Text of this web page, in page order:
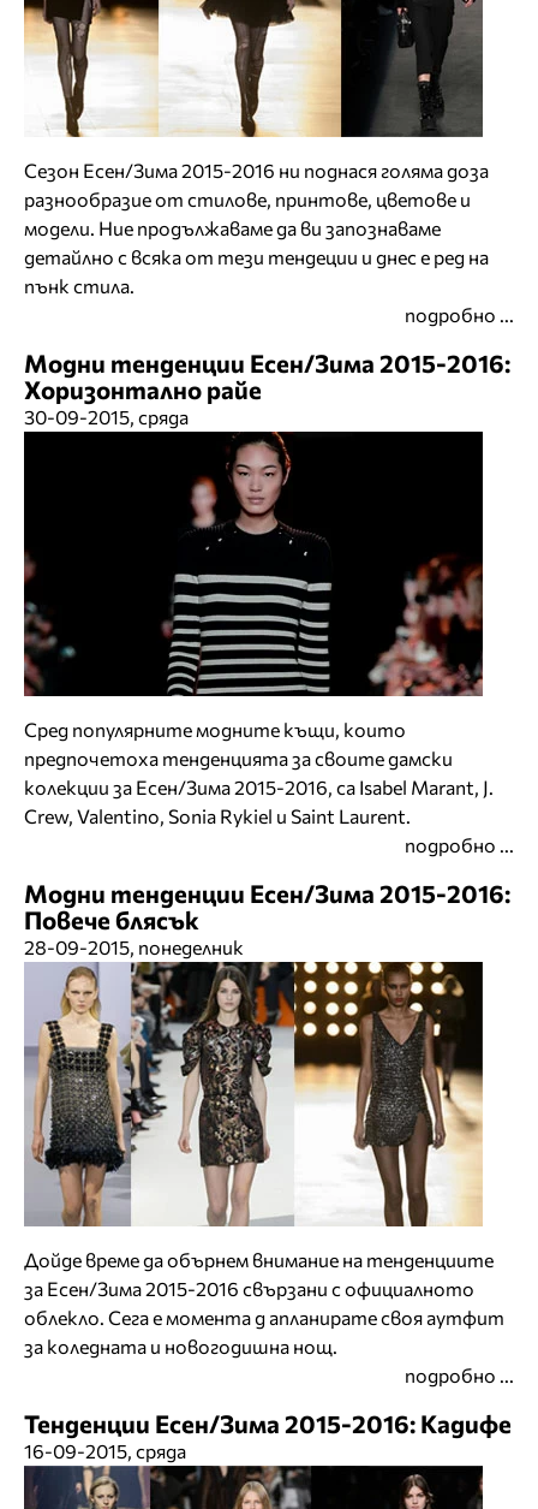
Сезон Есен/Зима 2015-2016 ни поднася голяма доза
разнообразие от стилове, принтове, цветове и
модели. Ние продължаваме да ви запознаваме
детайлно с всяка от тези тендеции и днес е ред на
пънк стила.
подробно ...
Модни тенденции Есен/Зима 2015-2016:
Хоризонтално райе
30-09-2015, сряда
Сред популярните модните къщи, които
предпочетоха тенденцията за своите дамски
колекции за Есен/Зима 2015-2016, са Isabel Marant, J.
Crew, Valentino, Sonia Rykiel и Saint Laurent.
подробно ...
Модни тенденции Есен/Зима 2015-2016:
Повече блясък
28-09-2015, понеделник
Дойде време да обърнем внимание на тенденциите
за Есен/Зима 2015-2016 свързани с официалното
облекло. Сега е момента д апланирате своя аутфит
за коледната и новогодишна нощ.
подробно ...
Тенденции Есен/Зима 2015-2016: Кадифе
16-09-2015, сряда